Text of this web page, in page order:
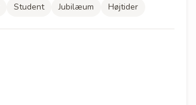
Student Jubilæum Højtider